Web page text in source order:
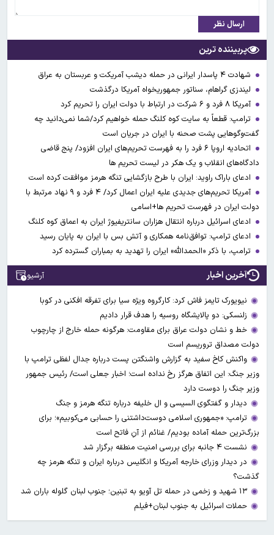
ارسال نظر
پربیننده ترین
شهادت ۴ پاسدار ایرانی در حمله دیشب آمریکت و عربستان به عراق
لیندزی گراهام، سناتور جمهوریخواه آمریکا درگذشت
آمریکا ۸ فرد و ۶ شرکت در ارتباط با دولت ایران را تحریم کرد
ترامپ: قطعاً به سایت کوه کلنگ حمله خواهیم کرد/شما نمی‌دانید چه
گفت‌وگوهایی پشت صحنه با ایران در جریان است
اتحادیه اروپا ۶ فرد را به فهرست تحریم‌های ایران افزود/ پنج قاضی
دادگاه‌های انقلاب و یک هکر در لیست تحریم ها
ادعای باراک راوید: ایران با طرح بازگشایی تنگه هرمز موافقت کرده است
آمریکا تحریم‌های جدیدی علیه ایران اعمال کرد/ ۴ فرد و ۹ نهاد مرتبط با
دولت ایران در فهرست تحریم ها+اسامی
ادعای اسرائیل درباره انتقال هزاران سانتریفیوژ ایران به اعماق کوه کلنگ
ادعای ترامپ: توافق‌نامه همکاری و آتش بس با ایران به پایان رسید
ترامپ، با ذکر «الحمدالله» ایران را تهدید به بمباران گسترده کرد
آخرین اخبار آرشیو
نیویورک تایمز فاش کرد: کارگروه ویژه سیا برای تفرقه افکنی در کوبا
زلنسکی: دو پالایشگاه روسیه را هدف قرار دادیم
خط و نشان دولت عراق برای مقاومت: هرگونه حمله خارج از چارچوب
دولت مصداق تروریسم است
واکنش کاخ سفید به گزارش واشنگتن پست درباره جدال لفظی ترامپ با
وزیر جنگ: این اتفاق هرگز رخ نداده است؛ اخبار جعلی است/ رئیس جمهور
وزیر جنگ را دوست دارد
دیدار و گفتگوی السیسی و ال خلیفه درباره تنگه هرمز و جنگ
ترامپ: «جمهوری اسلامی دوست‌داشتنی را حسابی می‌کوبیم»؛ برای
بزرگ‌ترین حمله آماده بودیم/ غنائم از آنِ فاتح است
نشست ۴ جانبه برای بررسی امنیت منطقه برگزار شد
در دیدار وزرای خارجه آمریکا و انگلیس درباره ایران و تنگه هرمز چه
گذشت؟
۱۳ شهید و زخمی در حمله تل آویو به تبنین؛ جنوب لبنان گلوله باران شد
حملات اسرائیل به جنوب لبنان+فیلم